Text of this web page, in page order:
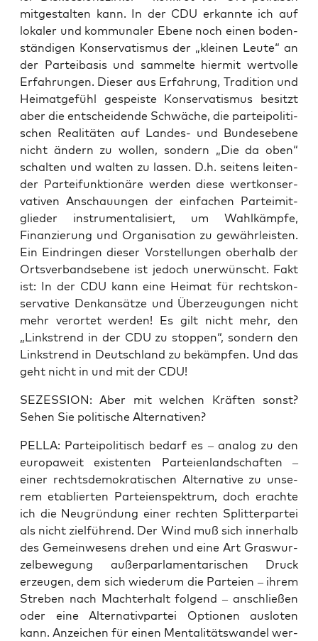
mit­ge­stal­ten kann. In der CDU erkann­te ich auf
loka­ler und kom­mu­na­ler Ebe­ne noch einen boden­
stän­di­gen Kon­ser­va­tis­mus der „klei­nen Leu­te“ an
der Par­tei­ba­sis und sam­mel­te hier­mit wert­vol­le
Erfah­run­gen. Die­ser aus Erfah­rung, Tra­di­ti­on und
Hei­mat­ge­fühl gespeis­te Kon­ser­va­tis­mus besitzt
aber die ent­schei­den­de Schwä­che, die par­tei­po­li­ti­
schen Rea­li­tä­ten auf Lan­des- und Bun­des­ebe­ne
nicht ändern zu wol­len, son­dern „Die da oben“
schal­ten und wal­ten zu las­sen. D.h. sei­tens lei­ten­
der Par­tei­funk­tio­nä­re wer­den die­se wert­kon­ser­
va­ti­ven Anschau­un­gen der ein­fa­chen Par­tei­mit­
glie­der instru­men­ta­li­siert, um Wahl­kämp­fe,
Finan­zie­rung und Orga­ni­sa­ti­on zu gewähr­leis­ten.
Ein Ein­drin­gen die­ser Vor­stel­lun­gen ober­halb der
Orts­ver­bands­ebe­ne ist jedoch uner­wünscht. Fakt
ist: In der CDU kann eine Hei­mat für rechts­kon­
ser­va­ti­ve Denk­an­sät­ze und Über­zeu­gun­gen nicht
mehr ver­or­tet wer­den! Es gilt nicht mehr, den
„Link­s­trend in der CDU zu stop­pen“, son­dern den
Link­s­trend in Deutsch­land zu bekämp­fen. Und das
geht nicht in und mit der CDU!
SEZESSION: Aber mit wel­chen Kräf­ten sonst?
Sehen Sie poli­ti­sche Alternativen?
PELLA: Par­tei­po­li­tisch bedarf es – ana­log zu den
euro­pa­weit exis­ten­ten Par­tei­en­land­schaf­ten –
einer rechts­de­mo­kra­ti­schen Alter­na­ti­ve zu unse­
rem eta­blier­ten Par­tei­en­spek­trum, doch erach­te
ich die Neu­grün­dung einer rech­ten Split­ter­par­tei
als nicht ziel­füh­rend. Der Wind muß sich inner­halb
des Gemein­we­sens dre­hen und eine Art Gras­wur­
zel­be­we­gung außer­par­la­men­ta­ri­schen Druck
erzeu­gen, dem sich wie­der­um die Par­tei­en – ihrem
Stre­ben nach Macht­er­halt fol­gend – anschlie­ßen
oder eine Alter­na­tiv­par­tei Optio­nen aus­lo­ten
kann. Anzei­chen für einen Men­ta­li­täts­wan­del wer­